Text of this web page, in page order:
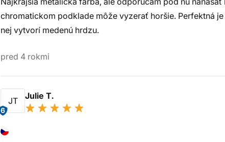
chromatickom podklade môže vyzerať horšie. Perfektná
nej vytvorí medenú hrdzu.
pred 4 rokmi
JT
6
Julie T.